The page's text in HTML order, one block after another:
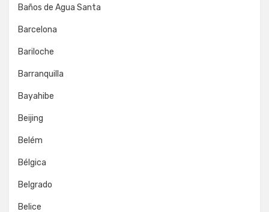
Baños de Agua Santa
Barcelona
Bariloche
Barranquilla
Bayahibe
Beijing
Belém
Bélgica
Belgrado
Belice